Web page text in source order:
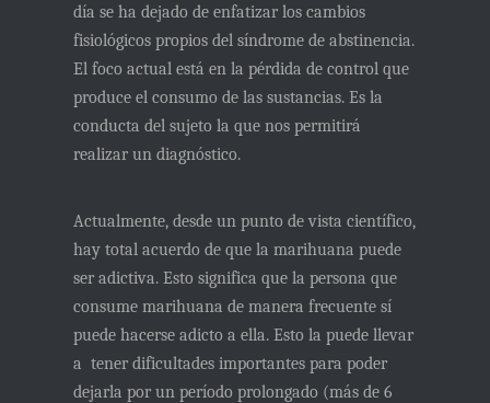
día se ha dejado de enfatizar los cambios
fisiológicos propios del síndrome de abstinencia.
El foco actual está en la pérdida de control que
produce el consumo de las sustancias. Es la
conducta del sujeto la que nos permitirá
realizar un diagnóstico.
Actualmente, desde un punto de vista científico,
hay total acuerdo de que la marihuana puede
ser adictiva. Esto significa que la persona que
consume marihuana de manera frecuente sí
puede hacerse adicto a ella. Esto la puede llevar
a tener dificultades importantes para poder
dejarla por un período prolongado (más de 6